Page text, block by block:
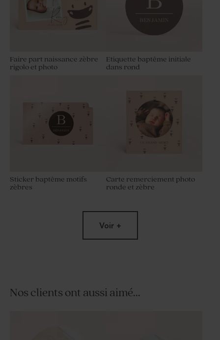
Faire part naissance zèbre
rigolo et photo
Etiquette baptême initiale
dans rond
Sticker baptême motifs
zèbres
Carte remerciement photo
ronde et zèbre
Voir +
Nos clients ont aussi aimé...